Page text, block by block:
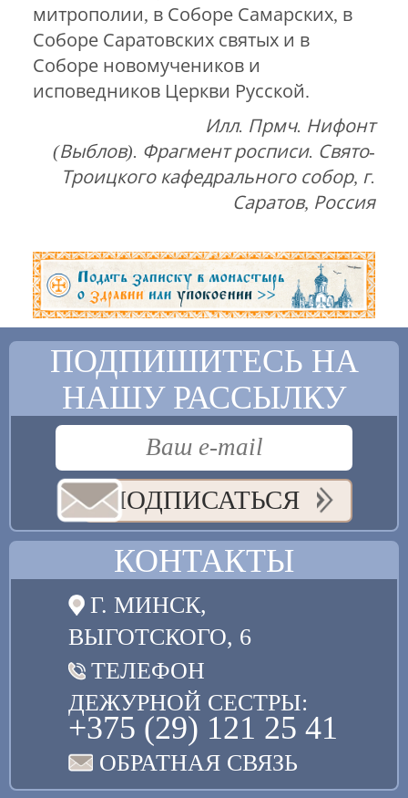
митрополии, в Соборе Самарских, в
Соборе Саратовских святых и в
Соборе новомучеников и
исповедников Церкви Русской.
Илл. Прмч. Нифонт
(Выблов). Фрагмент росписи. Свято-
Троицкого кафедрального собор, г.
Саратов, Россия
ПОДПИШИТЕСЬ НА
НАШУ РАССЫЛКУ
ПОДПИСАТЬСЯ
КОНТАКТЫ
Г. МИНСК,
ВЫГОТСКОГО, 6
ТЕЛЕФОН
ДЕЖУРНОЙ СЕСТРЫ:
+375 (29) 121 25 41
ОБРАТНАЯ СВЯЗЬ